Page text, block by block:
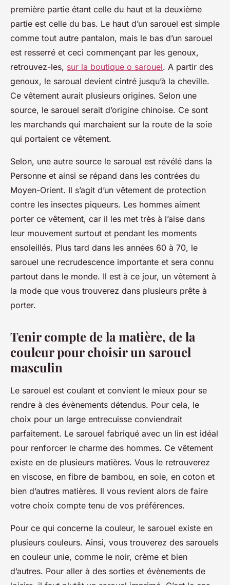
première partie étant celle du haut et la deuxième
partie est celle du bas. Le haut d’un sarouel est simple
comme tout autre pantalon, mais le bas d’un sarouel
est resserré et ceci commençant par les genoux,
retrouvez-les, sur la boutique o sarouel. A partir des
genoux, le saroual devient cintré jusqu’à la cheville.
Ce vêtement aurait plusieurs origines. Selon une
source, le sarouel serait d’origine chinoise. Ce sont
les marchands qui marchaient sur la route de la soie
qui portaient ce vêtement.
Selon, une autre source le saroual est révélé dans la
Personne et ainsi se répand dans les contrées du
Moyen-Orient. Il s’agit d’un vêtement de protection
contre les insectes piqueurs. Les hommes aiment
porter ce vêtement, car il les met très à l’aise dans
leur mouvement surtout et pendant les moments
ensoleillés. Plus tard dans les années 60 à 70, le
sarouel une recrudescence importante et sera connu
partout dans le monde. Il est à ce jour, un vêtement à
la mode que vous trouverez dans plusieurs prête à
porter.
Tenir compte de la matière, de la
couleur pour choisir un sarouel
masculin
Le sarouel est coulant et convient le mieux pour se
rendre à des évènements détendus. Pour cela, le
choix pour un large entrecuisse conviendrait
parfaitement. Le sarouel fabriqué avec un lin est idéal
pour renforcer le charme des hommes. Ce vêtement
existe en de plusieurs matières. Vous le retrouverez
en viscose, en fibre de bambou, en soie, en coton et
bien d’autres matières. Il vous revient alors de faire
votre choix compte tenu de vos préférences.
Pour ce qui concerne la couleur, le sarouel existe en
plusieurs couleurs. Ainsi, vous trouverez des sarouels
en couleur unie, comme le noir, crème et bien
d’autres. Pour aller à des sorties et évènements de